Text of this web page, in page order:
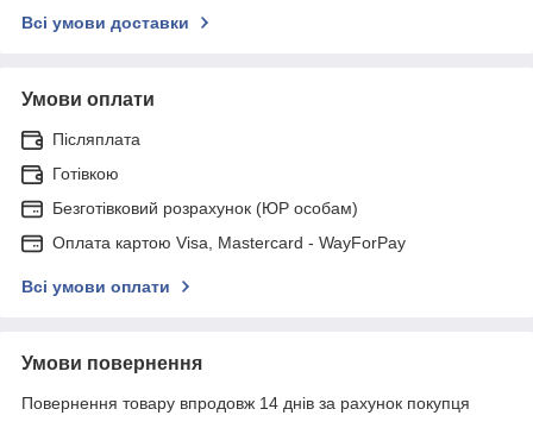
Всі умови доставки
Умови оплати
Післяплата
Готівкою
Безготівковий розрахунок (ЮР особам)
Оплата картою Visa, Mastercard - WayForPay
Всі умови оплати
Умови повернення
Повернення товару впродовж 14 днів за рахунок покупця